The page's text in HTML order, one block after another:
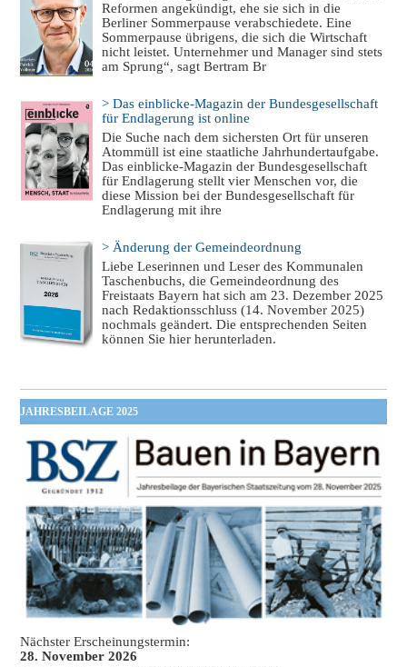
Reformen angekündigt, ehe sie sich in die
Berliner Sommerpause verabschiedete. Eine
Sommerpause übrigens, die sich die Wirtschaft
nicht leistet. Unternehmer und Manager sind stets
am Sprung“, sagt Bertram Br
> Das einblicke-Magazin der Bundesgesellschaft
für Endlagerung ist online
Die Suche nach dem sichersten Ort für unseren
Atommüll ist eine staatliche Jahrhundertaufgabe.
Das einblicke-Magazin der Bundesgesellschaft
für Endlagerung stellt vier Menschen vor, die
diese Mission bei der Bundesgesellschaft für
Endlagerung mit ihre
> Änderung der Gemeindeordnung
Liebe Leserinnen und Leser des Kommunalen
Taschenbuchs, die Gemeindeordnung des
Freistaats Bayern hat sich am 23. Dezember 2025
nach Redaktionsschluss (14. November 2025)
nochmals geändert. Die entsprechenden Seiten
können Sie hier herunterladen.
JAHRESBEILAGE 2025
Nächster Erscheinungstermin:
28. November 2026